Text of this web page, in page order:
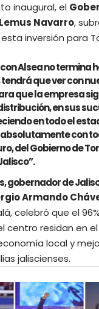
inaugural, el
Navarro,
inversión para
Alsea no termina
que ver con
que la empresa
en sus
en todo el
con
del Gobierno de
gobernador de
Armando
celebró que el
centro residan en
local y
jaliscienses.